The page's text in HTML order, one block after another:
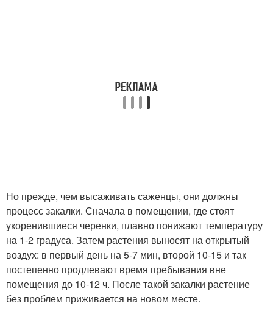
Но прежде, чем высаживать саженцы, они должны
процесс закалки. Сначала в помещении, где стоят
укоренившиеся черенки, плавно понижают температуру
на 1-2 градуса. Затем растения выносят на открытый
воздух: в первый день на 5-7 мин, второй 10-15 и так
постепенно продлевают время пребывания вне
помещения до 10-12 ч. После такой закалки растение
без проблем приживается на новом месте.